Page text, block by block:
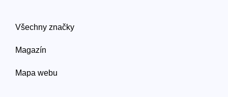
Všechny značky
Magazín
Mapa webu